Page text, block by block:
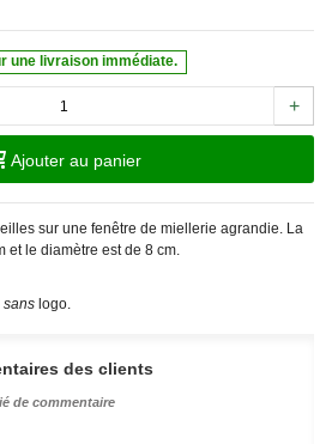
une livraison immédiate.
+
Ajouter au panier
sur une fenêtre de miellerie agrandie. La
et le diamètre est de 8 cm.
sans logo.
des clients
de commentaire